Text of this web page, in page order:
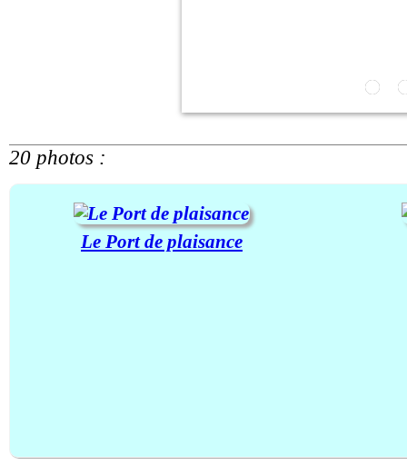
20 photos :
Le Port de plaisance